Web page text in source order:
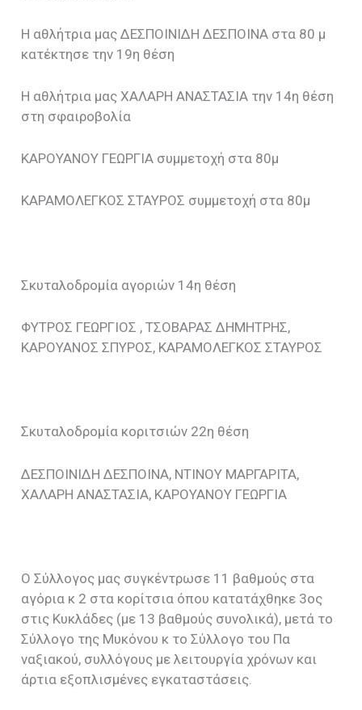
Η αθλήτρια μας ΔΕΣΠΟΙΝΙΔΗ ΔΕΣΠΟΙΝΑ στα 80 μ
κατέκτησε την 19η θέση
Η αθλήτρια μας ΧΑΛΑΡΗ ΑΝΑΣΤΑΣΙΑ την 14η θέση
στη σφαιροβολία
ΚΑΡΟΥΑΝΟΥ ΓΕΩΡΓΙΑ συμμετοχή στα 80μ
ΚΑΡΑΜΟΛΕΓΚΟΣ ΣΤΑΥΡΟΣ συμμετοχή στα 80μ
Σκυταλοδρομία αγοριών 14η θέση
ΦΥΤΡΟΣ ΓΕΩΡΓΙΟΣ , ΤΣΟΒΑΡΑΣ ΔΗΜΗΤΡΗΣ,
ΚΑΡΟΥΑΝΟΣ ΣΠΥΡΟΣ, ΚΑΡΑΜΟΛΕΓΚΟΣ ΣΤΑΥΡΟΣ
Σκυταλοδρομία κοριτσιών 22η θέση
ΔΕΣΠΟΙΝΙΔΗ ΔΕΣΠΟΙΝΑ, ΝΤΙΝΟΥ ΜΑΡΓΑΡΙΤΑ,
ΧΑΛΑΡΗ ΑΝΑΣΤΑΣΙΑ, ΚΑΡΟΥΑΝΟΥ ΓΕΩΡΓΙΑ
Ο Σύλλογος μας συγκέντρωσε 11 βαθμούς στα
αγόρια κ 2 στα κορίτσια όπου κατατάχθηκε 3ος
στις Κυκλάδες (με 13 βαθμούς συνολικά), μετά το
Σύλλογο της Μυκόνου κ το Σύλλογο του Πα
ναξιακού, συλλόγους με λειτουργία χρόνων και
άρτια εξοπλισμένες εγκαταστάσεις.